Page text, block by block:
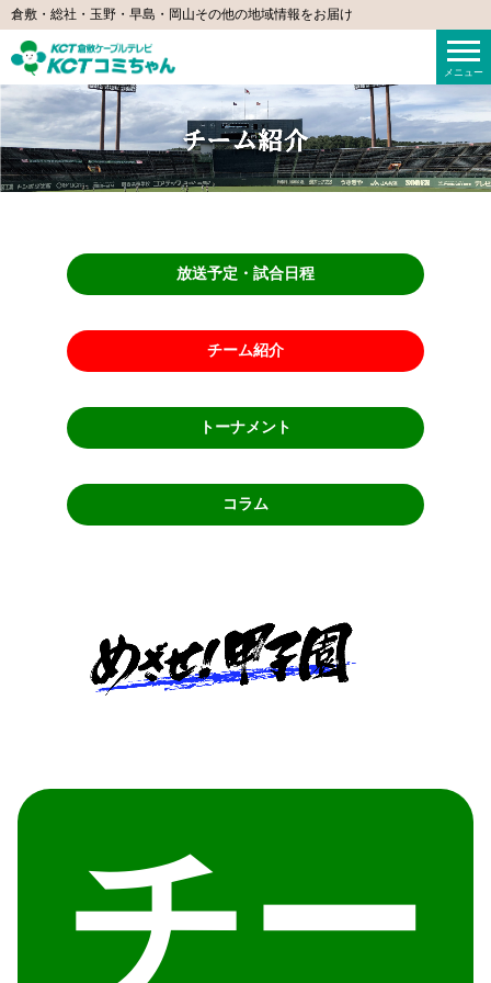
倉敷・総社・玉野・早島・岡山その他の地域情報をお届け
KCTコミちゃん（倉敷ケーブルテレビ）
メニュー
放送予定・試合日程
チーム紹介
トーナメント
コラム
チー